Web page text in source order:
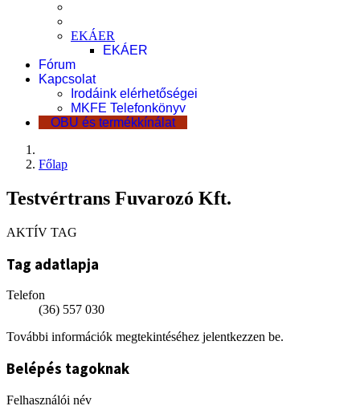
EKÁER
EKÁER
Fórum
Kapcsolat
Irodáink elérhetőségei
MKFE Telefonkönyv
OBU és termékkínálat
Főlap
Testvértrans Fuvarozó Kft.
AKTÍV TAG
Tag adatlapja
Telefon
(36) 557 030
További információk megtekintéséhez jelentkezzen be.
Belépés tagoknak
Felhasználói név